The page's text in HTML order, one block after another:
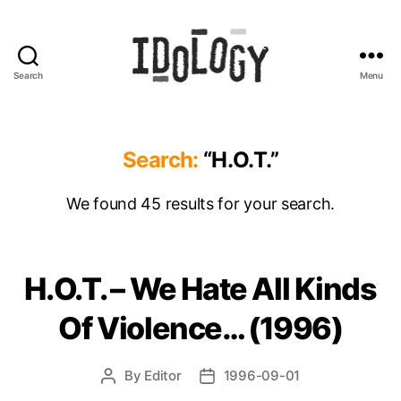
Search Menu
Search: “H.O.T.”
We found 45 results for your search.
H.O.T. – We Hate All Kinds
Of Violence… (1996)
Post
By Editor
Post1996-09-01